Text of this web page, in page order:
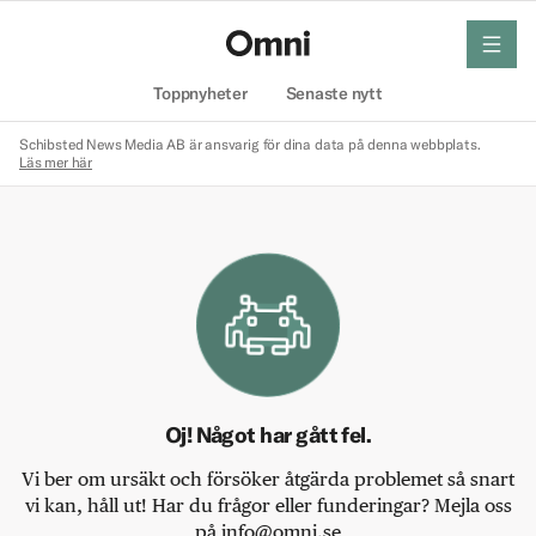
Toppnyheter Senaste nytt
meny
Schibsted News Media AB är ansvarig för dina data på denna webbplats.
Läs mer här
Oj! Något har gått fel.
Vi ber om ursäkt och försöker åtgärda problemet så snart
vi kan, håll ut! Har du frågor eller funderingar? Mejla oss